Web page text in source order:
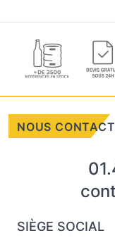
NOUS
SIÈGE SOCIAL